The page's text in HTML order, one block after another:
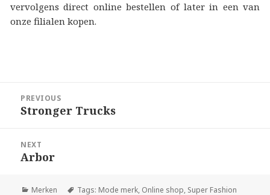
vervolgens direct online bestellen of later in een van
onze filialen kopen.
PREVIOUS
Previous
Stronger Trucks
NEXT
Next
Arbor
Merken Tags: Mode merk, Online shop, Super Fashion